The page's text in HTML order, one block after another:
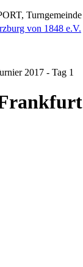
von 1848 e.V.
2017 - Tag 1